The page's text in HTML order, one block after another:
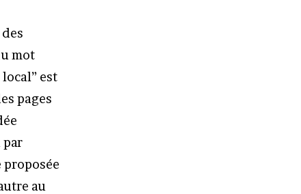
mot
est
pages
par
proposée
au